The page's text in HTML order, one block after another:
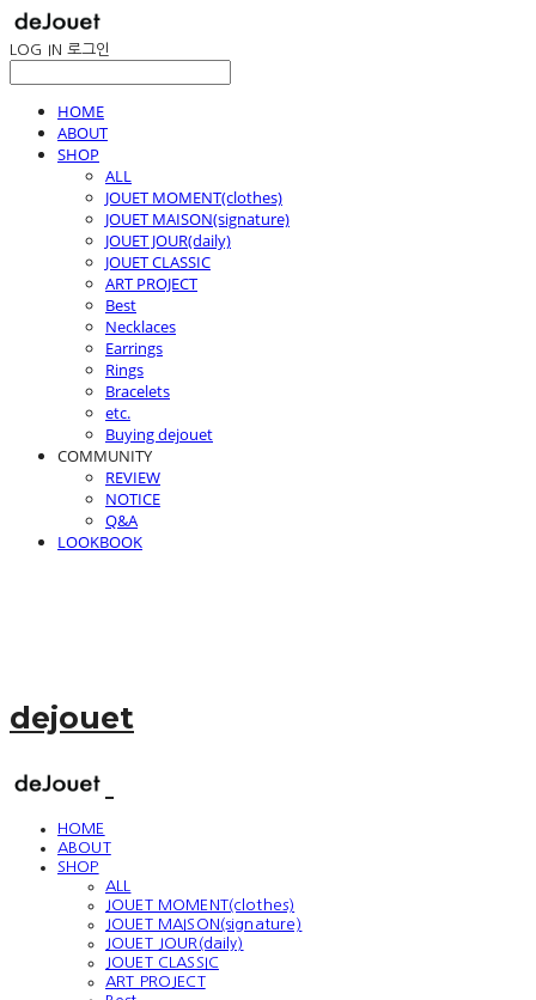
LOG IN 로그인
HOME
ABOUT
SHOP
ALL
JOUET MOMENT(clothes)
JOUET MAISON(signature)
JOUET JOUR(daily)
JOUET CLASSIC
ART PROJECT
Best
Necklaces
Earrings
Rings
Bracelets
etc.
Buying dejouet
COMMUNITY
REVIEW
NOTICE
Q&A
LOOKBOOK
dejouet
HOME
ABOUT
SHOP
ALL
JOUET MOMENT(clothes)
JOUET MAISON(signature)
JOUET JOUR(daily)
JOUET CLASSIC
ART PROJECT